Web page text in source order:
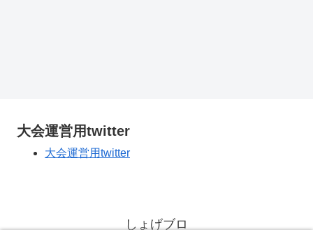
大会運営用twitter
大会運営用twitter
しょげブロ